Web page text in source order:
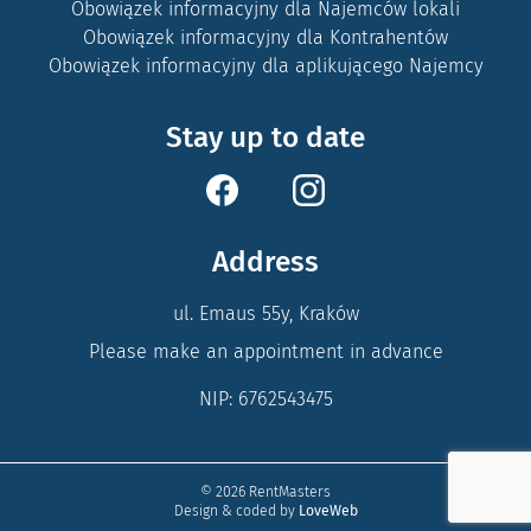
Obowiązek informacyjny dla Najemców lokali
Obowiązek informacyjny dla Kontrahentów
Obowiązek informacyjny dla aplikującego Najemcy
Stay up to date
Address
ul. Emaus 55y, Kraków
Please make an appointment in advance
NIP: 6762543475
© 2026 RentMasters
Design & coded by LoveWeb